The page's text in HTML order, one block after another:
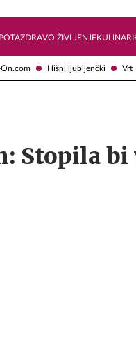
Hišni ljubljenčki Vrt
ZDRAVO ŽIVLJENJE
Stopila